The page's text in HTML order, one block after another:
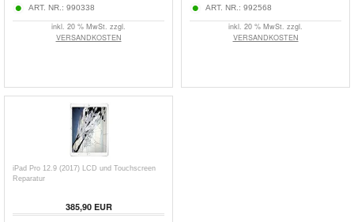
ART. NR.: 990338
inkl. 20 % MwSt. zzgl.
VERSANDKOSTEN
ART. NR.: 992568
inkl. 20 % MwSt. zzgl.
VERSANDKOSTEN
iPad Pro 12.9 (2017) LCD und Touchscreen
Reparatur
385,90 EUR